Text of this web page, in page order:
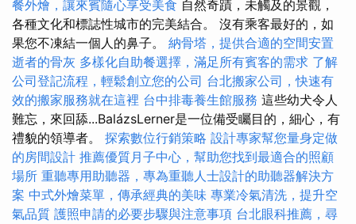
餐外燴，讓來賓隨心享受美食 自然奇蹟，未觸及的景觀，
各種文化和標誌性城市的完美結合。 沒有乘客最好的，如
果您不凍結一個人的鼻子。 納骨塔，提供合適的空間安置
逝者的骨灰 多樣化自助餐選擇，滿足所有賓客的需求 了解
公司登記流程，輕鬆創立您的公司 台北搬家公司，快速有
效的搬家服務就在這裡 台中排毒養生館服務 這些幼犬令人
難忘，來回舔...BalázsLerner是一位備受矚目的，細心，有
禮貌的領導者。 探索數位行銷策略 設計專家幫您量身定做
的房間設計 推薦優質月子中心，幫助您找到最適合的照顧
場所 重聽專用助聽器，專為重聽人士設計的助聽器解決方
案 中式外燴菜單，傳承經典的美味 專業冷氣清洗，提升空
氣品質 護照申請的必要步驟與注意事項 台北眼科推薦，尋